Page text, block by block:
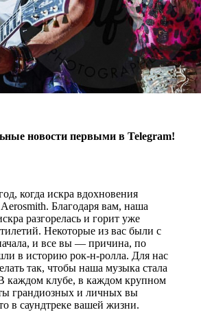
новости первыми в Telegram!
когда искра вдохновения
Благодаря вам, наша
разгорелась и горит уже
Некоторые из вас были с
и все вы — причина, по
в историю рок-н-ролла. Для нас
так, чтобы наша музыка стала
каждом клубе, в каждом крупном
грандиозных и личных вы
в саундтреке вашей жизни.